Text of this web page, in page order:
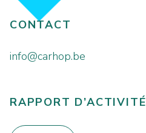
CONTACT
info@carhop.be
RAPPORT D’ACTIVITÉ